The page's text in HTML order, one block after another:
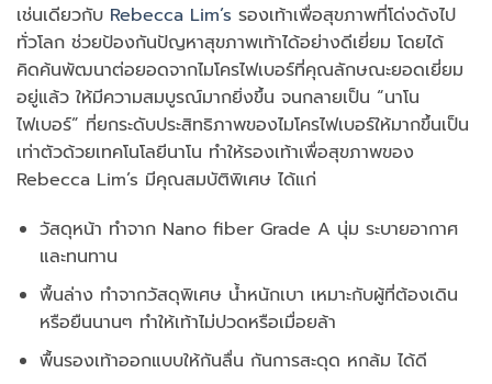
เช่นเดียวกับ Rebecca Lim’s รองเท้าเพื่อสุขภาพที่โด่งดังไป
ทั่วโลก ช่วยป้องกันปัญหาสุขภาพเท้าได้อย่างดีเยี่ยม โดยได้
คิดค้นพัฒนาต่อยอดจากไมโครไฟเบอร์ที่คุณลักษณะยอดเยี่ยม
อยู่แล้ว ให้มีความสมบูรณ์มากยิ่งขึ้น จนกลายเป็น “นาโน
ไฟเบอร์” ที่ยกระดับประสิทธิภาพของไมโครไฟเบอร์ให้มากขึ้นเป็น
เท่าตัวด้วยเทคโนโลยีนาโน ทำให้รองเท้าเพื่อสุขภาพของ
Rebecca Lim’s มีคุณสมบัติพิเศษ ได้แก่
วัสดุหน้า ทำจาก Nano fiber Grade A นุ่ม ระบายอากาศ
และทนทาน
พื้นล่าง ทำจากวัสดุพิเศษ น้ำหนักเบา เหมาะกับผู้ที่ต้องเดิน
หรือยืนนานๆ ทำให้เท้าไม่ปวดหรือเมื่อยล้า
พื้นรองเท้าออกแบบให้กันลื่น กันการสะดุด หกล้ม ได้ดี